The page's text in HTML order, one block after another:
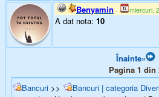
Benyamin - miercuri,
A dat nota: 10
Înainte»
Pagina 1 din
Bancuri >> Bancuri | categoria